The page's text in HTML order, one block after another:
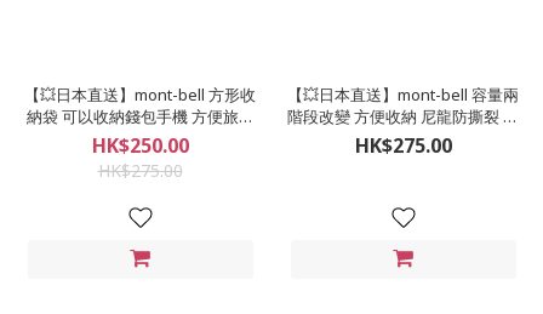
【💥日本直送】mont-bell 方形收
納袋 可以收納錢包手機 方便旅行
腰包 收納袋 六色 S尺寸
HK$250.00
HK$275.00
【💥日本直送】mont-bell 容量兩
階段改變 方便收納 尼龍防撕裂 腰
包 收納袋 四色
HK$275.00